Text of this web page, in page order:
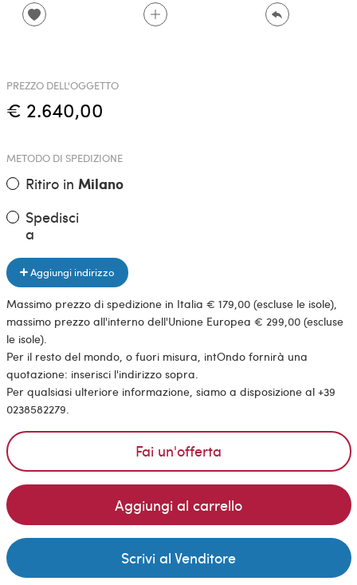
PREZZO DELL'OGGETTO
€ 2.640,00
METODO DI SPEDIZIONE
Ritiro in Milano
Spedisci
a
Aggiungi indirizzo
Massimo prezzo di spedizione in Italia € 179,00 (escluse le isole),
massimo prezzo all'interno dell'Unione Europea € 299,00 (escluse
le isole).
Per il resto del mondo, o fuori misura, intOndo fornirà una
quotazione: inserisci l'indirizzo sopra.
Per qualsiasi ulteriore informazione, siamo a disposizione al +39
0238582279.
Fai un'offerta
Aggiungi al carrello
Scrivi al Venditore